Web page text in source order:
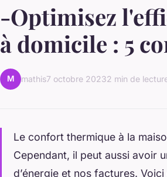
-Optimisez
à domicile : 5
M mathis7 octobre 20232 min de
Le confort thermique à la
Cependant, il peut aussi avoir
d’énergie et nos factures.